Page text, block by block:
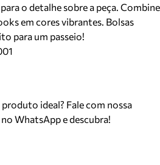
o detalhe sobre a peça. Combine
em cores vibrantes. Bolsas
para um passeio!
produto ideal? Fale com nossa
WhatsApp e descubra!